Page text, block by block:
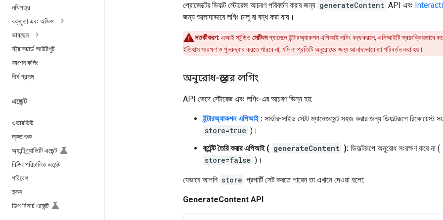
নথিপত্র
বক্তৃতা এবং অডিও
ভাবছেন
স্ট্রাকচার্ড আউটপুট
ফাংশন কলিং
দীর্ঘ প্রসঙ্গ
এজেন্ট
ওভারভিউ
দ্রুত শুরু
অ্যান্টিগ্র্যাভিটি এজেন্ট
বিল্ডিং পরিচালিত এজেন্ট
পরিবেশ
হুকস
ডিপ রিসার্চ এজেন্ট
প্রোজেক্টের ডিফল্ট স্টোরেজ আচরণ পরিবর্তন করার জন্য generateContent API এবং
জন্য আলাদাভাবে লগিং চালু বা বন্ধ করা যায়।
সতর্কীকরণ: এআই স্টুডিও সেটিংসপ্যানেলে ইন্টারঅ্যাকশন এপিআই লগিং বন্ধকরলে, এপিআইটি স্বয়ংক্রিয়ভাবে
ইতিহাস সংরক্ষণ ও পুনরুদ্ধার করতে পারবে না, যদি না প্রতিটি অনুরোধের জন্য আলাদাভাবে তা পরিবর্তন করা হয়।
অনুরোধ-স্তরের লগিং
API ভেদে স্টোরেজ এবং লগিং-এর আচরণ ভিন্ন হয়:
ইন্টারঅ্যাকশন এপিআই: সার্ভার-সাইড স্টেট ম্যানেজমেন্ট সহজ করার জন্য ডিফল্টরূপে রিকোয়েস্ট
store=true )।
কন্টেন্ট তৈরি করার এপিআই ( generateContent ): ডিফল্টরূপে অনুরোধ সংরক্ষণ করে না (
store=false )।
যেভাবে আপনি store প্রপার্টি সেট করতে পারেন তা এখানে দেওয়া হলো:
GenerateContent API